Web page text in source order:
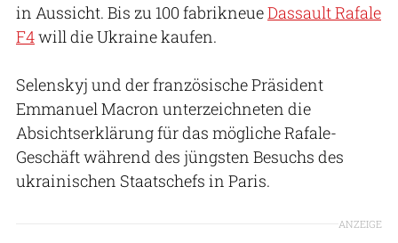
in Aussicht. Bis zu 100 fabrikneueDassault Rafale
F4will die Ukraine kaufen.
Selenskyj und der französische Präsident
Emmanuel Macron unterzeichneten die
Absichtserklärung für das mögliche Rafale-
Geschäft während des jüngsten Besuchs des
ukrainischen Staatschefs in Paris.
ANZEIGE